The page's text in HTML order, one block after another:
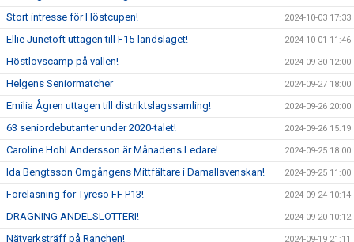
Stort intresse för Höstcupen! 2024-10-03 17:33
Ellie Junetoft uttagen till F15-landslaget! 2024-10-01 11:46
Höstlovscamp på vallen! 2024-09-30 12:00
Helgens Seniormatcher 2024-09-27 18:00
Emilia Ågren uttagen till distriktslagssamling! 2024-09-26 20:00
63 seniordebutanter under 2020-talet! 2024-09-26 15:19
Caroline Hohl Andersson är Månadens Ledare! 2024-09-25 18:00
Ida Bengtsson Omgångens Mittfältare i Damallsvenskan! 2024-09-25 11:00
Föreläsning för Tyresö FF P13! 2024-09-24 10:14
DRAGNING ANDELSLOTTERI! 2024-09-20 10:12
Nätverksträff på Ranchen! 2024-09-19 21:11